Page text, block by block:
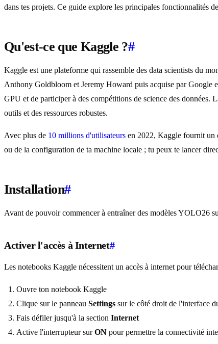
dans tes projets. Ce guide explore les principales fonctionnalités
Qu'est-ce que Kaggle ?#
Kaggle est une plateforme qui rassemble des data scientists du
Anthony Goldbloom et Jeremy Howard puis acquise par Google
GPU et de participer à des compétitions de science des données.
outils et des ressources robustes.
Avec plus de 10 millions d'utilisateurs en 2022, Kaggle fournit un
ou de la configuration de ta machine locale ; tu peux te lancer
Installation#
Avant de pouvoir commencer à entraîner des modèles YOLO26
Activer l'accès à Internet#
Les notebooks Kaggle nécessitent un accès à internet pour
Ouvre ton notebook Kaggle
Clique sur le panneau Settings sur le côté droit de l'interface
Fais défiler jusqu'à la section Internet
Active l'interrupteur surON pour permettre la connectivité